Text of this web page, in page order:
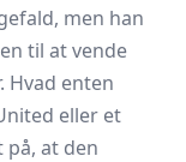
men han
til at vende
enten
eller et
at den